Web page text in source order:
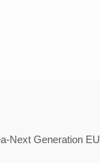
Next Generation EU